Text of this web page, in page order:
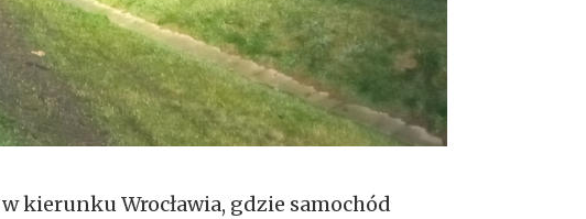
kierunku Wrocławia, gdzie samochód